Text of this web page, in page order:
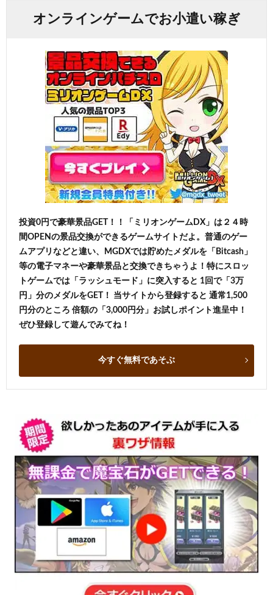
オンラインゲームでお小遣い稼ぎ
投資0円で豪華景品GET！！「ミリオンゲームDX」は２４時
間OPENの景品交換ができるゲームサイトだよ。普通のゲー
ムアプリなどと違い、MGDXでは貯めたメダルを「Bitcash」
等の電子マネーや豪華景品と交換できちゃうよ！特にスロッ
トゲームでは「ラッシュモード」に突入すると 1回で「3万
円」分のメダルをGET！ 当サイトから登録すると 通常1,500
円分のところ 倍額の「3,000円分」お試しポイント進呈中！
ぜひ登録して遊んでみてね！
今すぐ無料であそぶ